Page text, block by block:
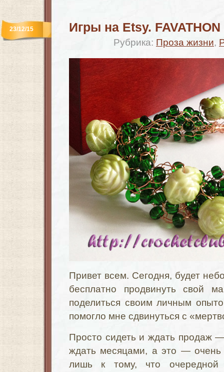
Игры на Etsy. FAVATHON
Рубрика: Проза жизни,
23/12/15
Привет всем. Сегодня, будет
бесплатно продвинуть свой
поделиться своим личным
помогло мне сдвинуться с
Просто сидеть и ждать продаж
ждать месяцами, а это — очень
лишь к тому, что очередной